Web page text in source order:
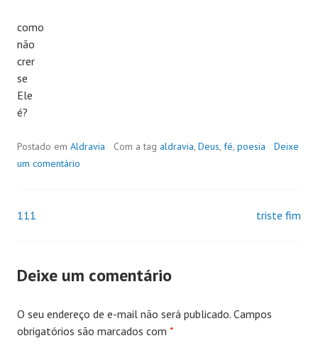
como
não
crer
se
Ele
é?
Postado em Aldravia Com a tag aldravia, Deus, fé, poesia
Deixe
um comentário
Navegação
Posts
111 triste fim
Deixe um comentário
O seu endereço de e-mail não será publicado. Campos
obrigatórios são marcados com *